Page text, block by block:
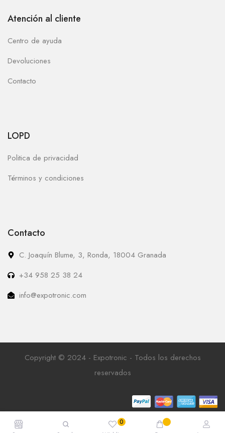
Atención al cliente
Centro de ayuda
Devoluciones
Contacto
LOPD
Politica de privacidad
Términos y condiciones
Contacto
C. Joaquín Blume, 3, Ronda, 18004 Granada
+34 958 25 38 24
info@expotronic.com
Copyright © 2024 - Expotronic - Todos los derechos
reservados